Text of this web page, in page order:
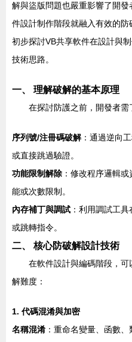
解與盜版問題也嚴重影響了開
件設計制作階段就融入有效的
初步探討VB共享軟件在設計與
技術思路。
一、 理解破解的基本原理
在探討防護之前，開發者需
序列號/注冊碼破解：通過逆向
或直接跳過驗證。
功能限制解除 ：修改程序邏輯
能或次數限制。
內存補丁與調試 ：利用調試工
或跳轉指令。
二、 核心防破解設計技術
在軟件設計與編碼階段，
解難度：
1. 代碼混淆與加密
名稱混淆 ：重命名變量、函數